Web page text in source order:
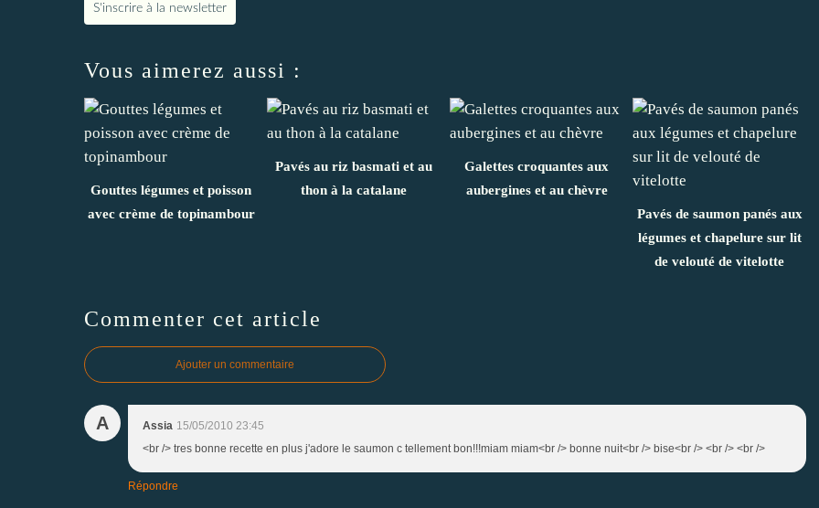
S'inscrire à la newsletter
Vous aimerez aussi :
Gouttes légumes et poisson
avec crème de topinambour
Pavés au riz basmati et au
thon à la catalane
Galettes croquantes aux
aubergines et au chèvre
Pavés de saumon panés aux
légumes et chapelure sur lit
de velouté de vitelotte
Commenter cet article
Ajouter un commentaire
A Assia 15/05/2010 23:45
<br /> tres bonne recette en plus j'adore le saumon c tellement bon!!!miam miam<br /> bonne nuit<br /> bise<br /> <br /> <br />
Répondre